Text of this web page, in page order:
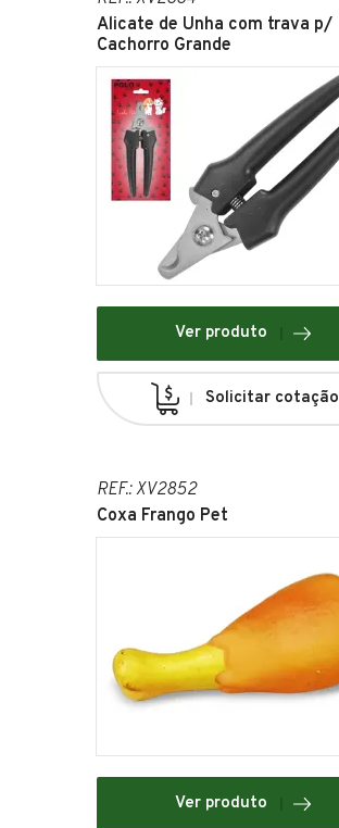
Alicate de Unha com trava p/
Cachorro Grande
Ver produto
Solicitar cotação
REF.: XV2852
Coxa Frango Pet
Ver produto